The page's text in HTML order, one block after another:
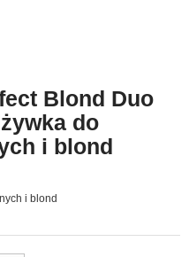
Blond Duo
do
i blond
i blond